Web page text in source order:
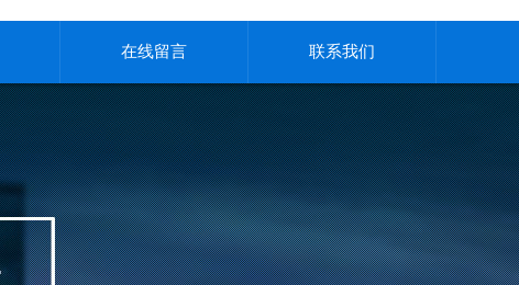
在线留言 联系我们